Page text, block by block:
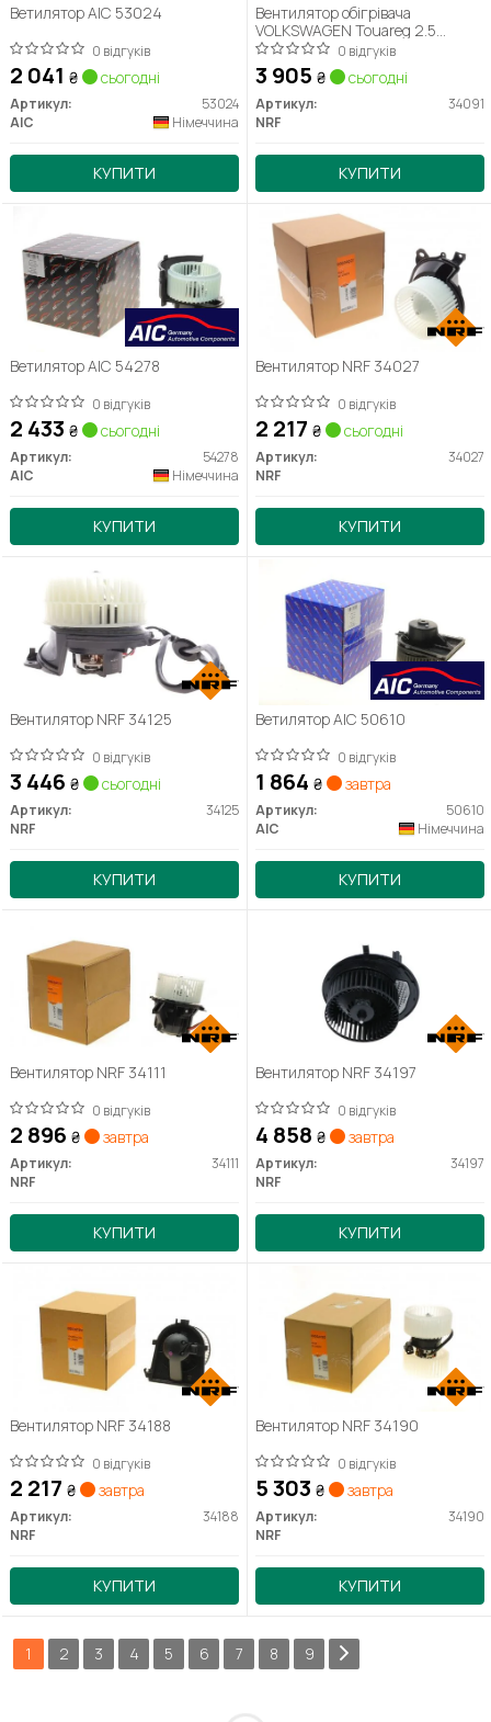
Ветилятор AIC 53024
0 відгуків
2 041 ₴ сьогодні
Артикул:
53024
AIC
Німеччина
КУПИТИ
Вентилятор обігрівача
VOLKSWAGEN Touareg 2.5
01/03-05/10 (вир-во NRF)
0 відгуків
3 905 ₴ сьогодні
Артикул:
34091
NRF
КУПИТИ
Ветилятор AIC 54278
0 відгуків
2 433 ₴ сьогодні
Артикул:
54278
AIC
Німеччина
КУПИТИ
Вентилятор NRF 34027
0 відгуків
2 217 ₴ сьогодні
Артикул:
34027
NRF
КУПИТИ
Вентилятор NRF 34125
0 відгуків
3 446 ₴ сьогодні
Артикул:
34125
NRF
КУПИТИ
Ветилятор AIC 50610
0 відгуків
1 864 ₴ завтра
Артикул:
50610
AIC
Німеччина
КУПИТИ
Вентилятор NRF 34111
0 відгуків
2 896 ₴ завтра
Артикул:
34111
NRF
КУПИТИ
Вентилятор NRF 34197
0 відгуків
4 858 ₴ завтра
Артикул:
34197
NRF
КУПИТИ
Вентилятор NRF 34188
0 відгуків
2 217 ₴ завтра
Артикул:
34188
NRF
КУПИТИ
Вентилятор NRF 34190
0 відгуків
5 303 ₴ завтра
Артикул:
34190
NRF
КУПИТИ
1 2 3 4 5 6 7 8 9